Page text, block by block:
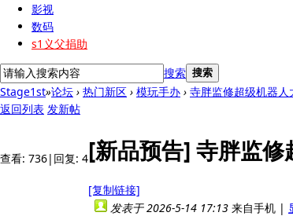
影视
数码
s1义父捐助
搜索 搜索
Stage1st»论坛 › 热门新区 › 模玩手办 › 寺胖监修超级机器
返回列表 发新帖
查看: 736| 回复: 4[新品预告] 寺胖监修
[复制链接]
发表于 2026-5-14 17:13 来自手机 |